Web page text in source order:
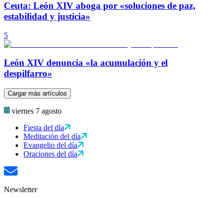
Ceuta: León XIV aboga por «soluciones de paz,
estabilidad y justicia»
5
León XIV denuncia «la acumulación y el
despilfarro»
Cargar más artículos
viernes 7 agosto
Fiesta del día
Meditación del día
Evangelio del día
Oraciones del día
Newsletter